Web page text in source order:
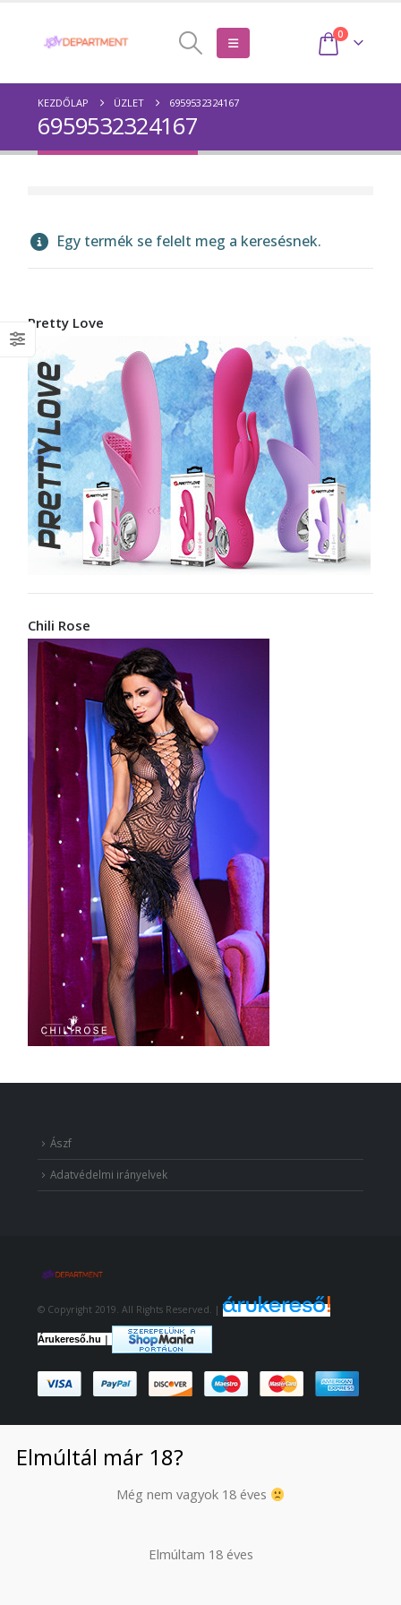
0
KEZDŐLAP ÜZLET 6959532324167
6959532324167
Egy termék se felelt meg a keresésnek.
Pretty Love
Chili Rose
Ászf
Adatvédelmi irányelvek
© Copyright 2019. All Rights Reserved. |
Árukereső.hu |
Elmúltál már 18?
Még nem vagyok 18 éves
Elmúltam 18 éves